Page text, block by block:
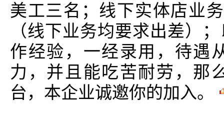
美工三名；线下实体店业
（线下业务均要求出差）
作经验，一经录用，待遇
力，并且能吃苦耐劳，那
台，本企业诚邀你的加入。